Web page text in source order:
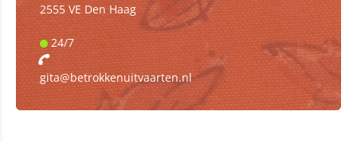
2555 VE Den Haag
24/7
gita@betrokkenuitvaarten.nl